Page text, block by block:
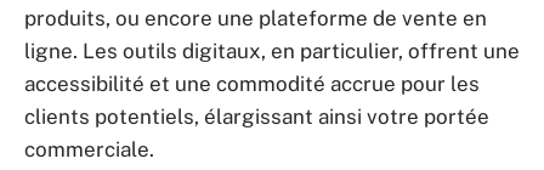
produits, ou encore une plateforme de vente en
ligne. Les outils digitaux, en particulier, offrent une
accessibilité et une commodité accrue pour les
clients potentiels, élargissant ainsi votre portée
commerciale.